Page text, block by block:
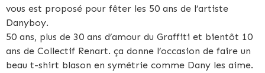
vous est proposé pour fêter les 50 ans de l’artiste
Danyboy.
50 ans, plus de 30 ans d’amour du Graffiti et bientôt 10
ans de Collectif Renart. ça donne l’occasion de faire un
beau t-shirt blason en symétrie comme Dany les aime.